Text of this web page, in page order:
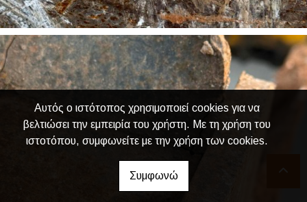
Αυτός ο ιστότοπος χρησιμοποιεί cookies για να
βελτιώσει την εμπειρία του χρήστη. Με τη χρήση του
ιστοτόπου, συμφωνείτε με την χρήση των cookies.
Συμφωνώ